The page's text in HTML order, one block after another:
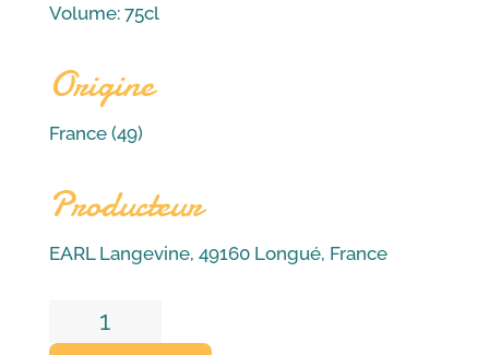
Volume: 75cl
Origine
France (49)
Producteur
EARL Langevine, 49160 Longué, France
quantité
de